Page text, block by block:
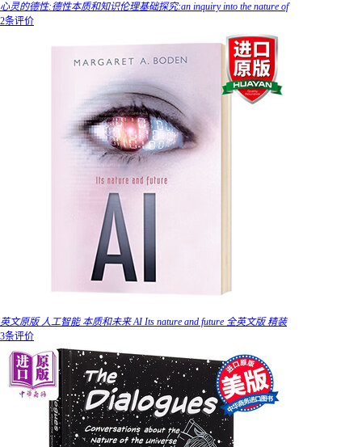
心灵的德性:德性本质和知识伦理基础探究:an inquiry into the nature of
2条评价
英文原版 人工智能 本质和未来 AI Its nature and future 全英文版 精装
3条评价